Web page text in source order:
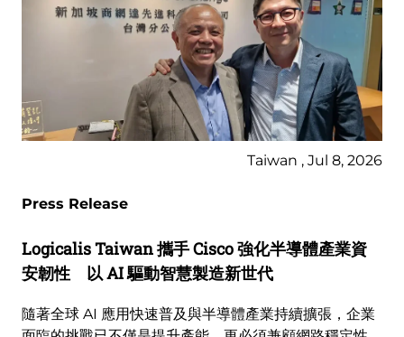
Taiwan , Jul 8, 2026
Press Release
Logicalis Taiwan 攜手 Cisco 強化半導體產業資
安韌性 以 AI 驅動智慧製造新世代
隨著全球 AI 應用快速普及與半導體產業持續擴張，企業